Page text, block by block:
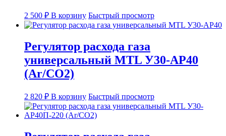
2 500 ₽ В корзину Быстрый просмотр
Регулятор расхода газа
универсальный MTL У30-АР40
(Ar/CO2)
2 820 ₽ В корзину Быстрый просмотр